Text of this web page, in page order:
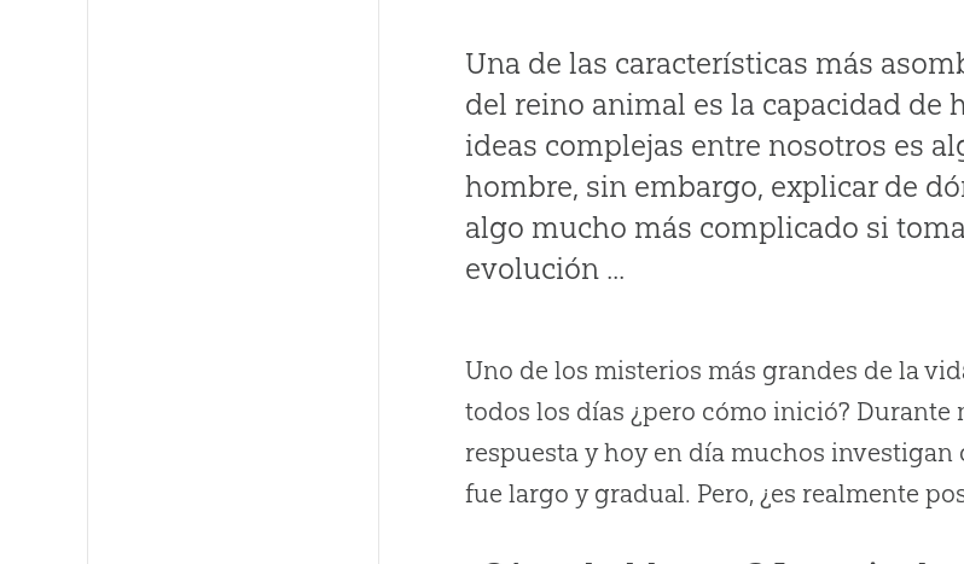
Una de las características más
del reino animal es la capacidad de
ideas complejas entre nosotros es
hombre, sin embargo, explicar de
algo mucho más complicado si
evolución ...
Uno de los misterios más grandes de la
todos los días ¿pero cómo inició?
respuesta y hoy en día muchos
fue largo y gradual. Pero, ¿es realmente